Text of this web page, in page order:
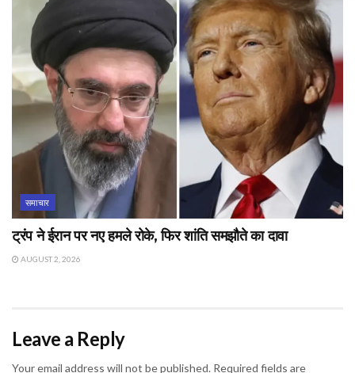
समाचार
ट्रंप ने ईरान पर नए हमले रोके, फिर शांति समझौते का दावा
AUGUST 2, 2026
Leave a Reply
Your email address will not be published. Required fields are